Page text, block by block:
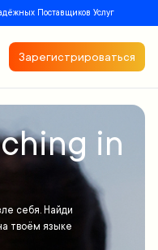
Поставщиков Услуг
Зарегистрироваться
in
себя. Найди
твоём языке